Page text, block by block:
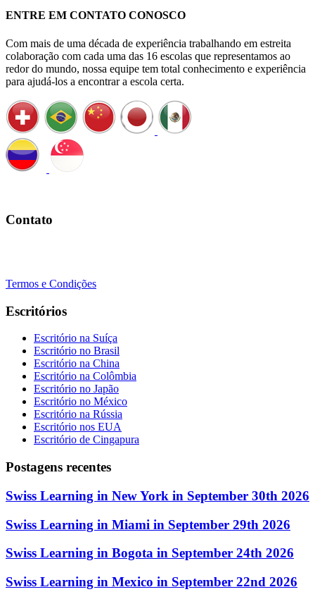
ENTRE EM CONTATO CONOSCO
Com mais de uma década de experiência trabalhando em estreita
colaboração com cada uma das 16 escolas que representamos ao
redor do mundo, nossa equipe tem total conhecimento e experiência
para ajudá-los a encontrar a escola certa.
Contato
Termos e Condições
Escritórios
Escritório na Suíça
Escritório no Brasil
Escritório na China
Escritório na Colômbia
Escritório no Japão
Escritório no México
Escritório na Rússia
Escritório nos EUA
Escritório de Cingapura
Postagens recentes
Swiss Learning in New York in September 30th 2026
Swiss Learning in Miami in September 29th 2026
Swiss Learning in Bogota in September 24th 2026
Swiss Learning in Mexico in September 22nd 2026